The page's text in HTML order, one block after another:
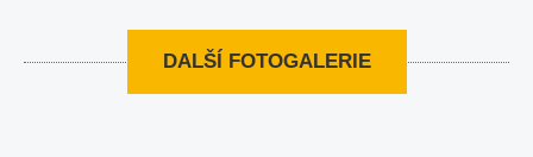
DALŠÍ FOTOGALERIE